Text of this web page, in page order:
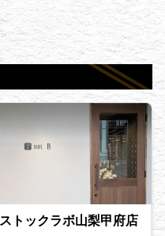
ストックラボ山梨甲府店